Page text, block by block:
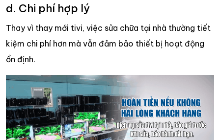
d. Chi phí hợp lý
Thay vì thay mới tivi, việc sửa chữa tại nhà thường tiết
kiệm chi phí hơn mà vẫn đảm bảo thiết bị hoạt động
ổn định.